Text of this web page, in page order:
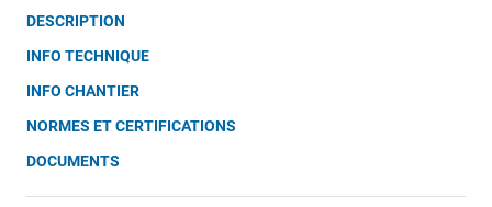
DESCRIPTION
INFO TECHNIQUE
INFO CHANTIER
NORMES ET CERTIFICATIONS
DOCUMENTS